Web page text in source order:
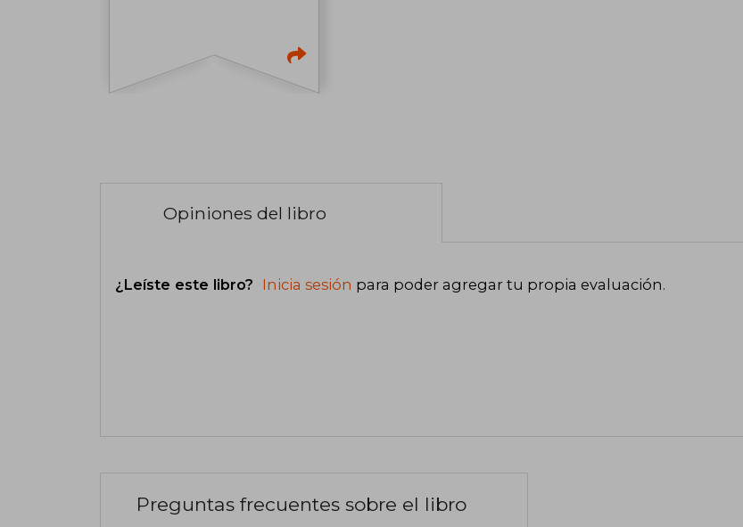
Opiniones del libro
¿Leíste este libro? Inicia sesión para poder agregar tu propia evaluación.
Preguntas frecuentes sobre el libro